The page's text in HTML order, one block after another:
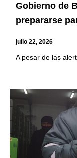
Gobierno de
prepararse
julio 22, 2026
A pesar de las